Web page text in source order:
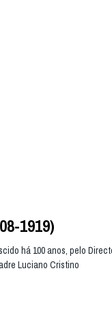
1919)
há 100 anos, pelo
Luciano Cristino